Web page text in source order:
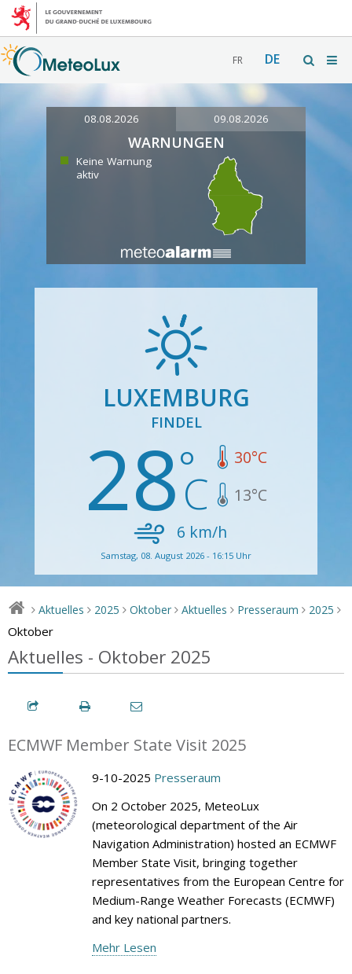
FR DE
08.08.2026 09.08.2026
WARNUNGEN
Keine Warnung
aktiv
LUXEMBURG
FINDEL
28 30°C
13°C
6 km/h
Samstag, 08. August 2026 - 16:15 Uhr
> Aktuelles > 2025 > Oktober > Aktuelles > Presseraum > 2025 >
Oktober
Aktuelles - Oktober 2025
ECMWF Member State Visit 2025
9-10-2025 Presseraum
On 2 October 2025, MeteoLux
(meteorological department of the Air
Navigation Administration) hosted an ECMWF
Member State Visit, bringing together
representatives from the European Centre for
Medium-Range Weather Forecasts (ECMWF)
and key national partners.
Mehr Lesen